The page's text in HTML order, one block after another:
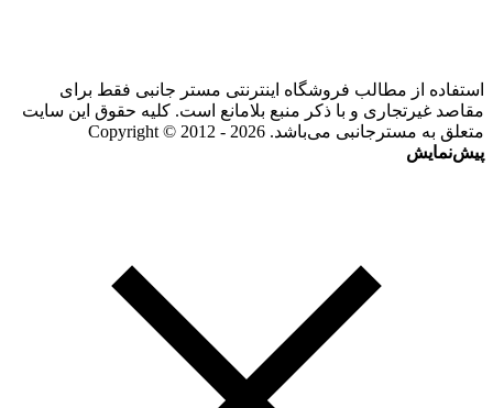
استفاده از مطالب فروشگاه اینترنتی مستر جانبی فقط برای
مقاصد غیرتجاری و با ذکر منبع بلامانع است. کلیه حقوق این سایت
متعلق به مسترجانبی می‌باشد. Copyright © 2012 - 2026
پیش‌نمایش